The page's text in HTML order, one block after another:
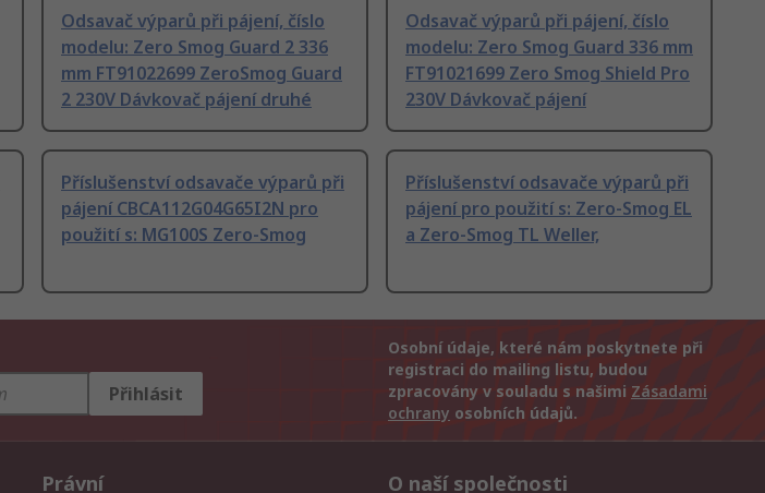
Odsavač výparů při pájení, číslo
modelu: Zero Smog Guard 2 336
mm FT91022699 ZeroSmog Guard
2 230V Dávkovač pájení druhé
Odsavač výparů při pájení, číslo
modelu: Zero Smog Guard 336 mm
FT91021699 Zero Smog Shield Pro
230V Dávkovač pájení
Příslušenství odsavače výparů při
pájení CBCA112G04G65I2N pro
použití s: MG100S Zero-Smog
Příslušenství odsavače výparů při
pájení pro použití s: Zero-Smog EL
a Zero-Smog TL Weller,
Přihlásit
Osobní údaje, které nám poskytnete při
registraci do mailing listu, budou
zpracovány v souladu s našimi Zásadami
ochrany osobních údajů.
Právní O naší společnosti